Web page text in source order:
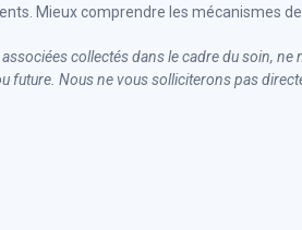
Mieux comprendre les mécanismes
collectés dans le cadre du soin, ne
future. Nous ne vous solliciterons pas